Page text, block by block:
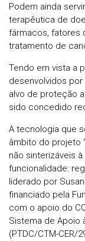
Podem ainda
terapêutica de
fármacos, fatores
tratamento de
Tendo em vista a
desenvolvidos
alvo de proteção
sido concedido
A tecnologia que
âmbito do projeto
não sinterizáveis
funcionalidade:
liderado por
financiado pela
com o apoio do
Sistema de Apoio
(PTDC/CTM-